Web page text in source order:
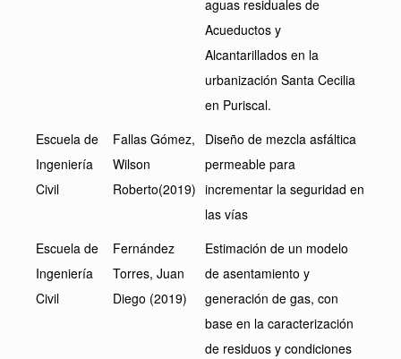
aguas residuales de
Acueductos y
Alcantarillados en la
urbanización Santa Cecilia
en Puriscal.
Escuela de
Ingeniería
Civil
Fallas Gómez,
Wilson
Roberto(2019)
Diseño de mezcla asfáltica
permeable para
incrementar la seguridad en
las vías
Escuela de
Ingeniería
Civil
Fernández
Torres, Juan
Diego (2019)
Estimación de un modelo
de asentamiento y
generación de gas, con
base en la caracterización
de residuos y condiciones